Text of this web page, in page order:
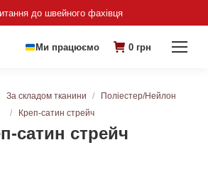
до швейного фахівця
Ми працюємо 0 грн
сатин стрейч
За складом тканини
Поліестер/Нейлон
Креп-сатин стрейч